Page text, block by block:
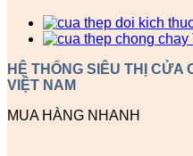
HỆ THỐNG SIÊU THỊ CỬA
VIỆT NAM
MUA HÀNG NHANH